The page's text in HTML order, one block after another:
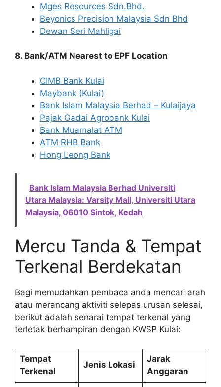
Mges Resources Sdn.Bhd.
Beyonics Precision Malaysia Sdn Bhd
Dewan Seri Mahligai
8. Bank/ATM Nearest to EPF Location
CIMB Bank Kulai
Maybank (Kulai)
Bank Islam Malaysia Berhad – Kulaijaya
Pajak Gadai Agrobank Kulai
Bank Muamalat ATM
ATM RHB Bank
Hong Leong Bank
Bank Islam Malaysia Berhad Universiti
Utara Malaysia: Varsity Mall, Universiti Utara
Malaysia, 06010 Sintok, Kedah
Mercu Tanda & Tempat
Terkenal Berdekatan
Bagi memudahkan pembaca anda mencari arah
atau merancang aktiviti selepas urusan selesai,
berikut adalah senarai tempat terkenal yang
terletak berhampiran dengan KWSP Kulai:
Tempat
Terkenal
Jenis Lokasi
Jarak
Anggaran